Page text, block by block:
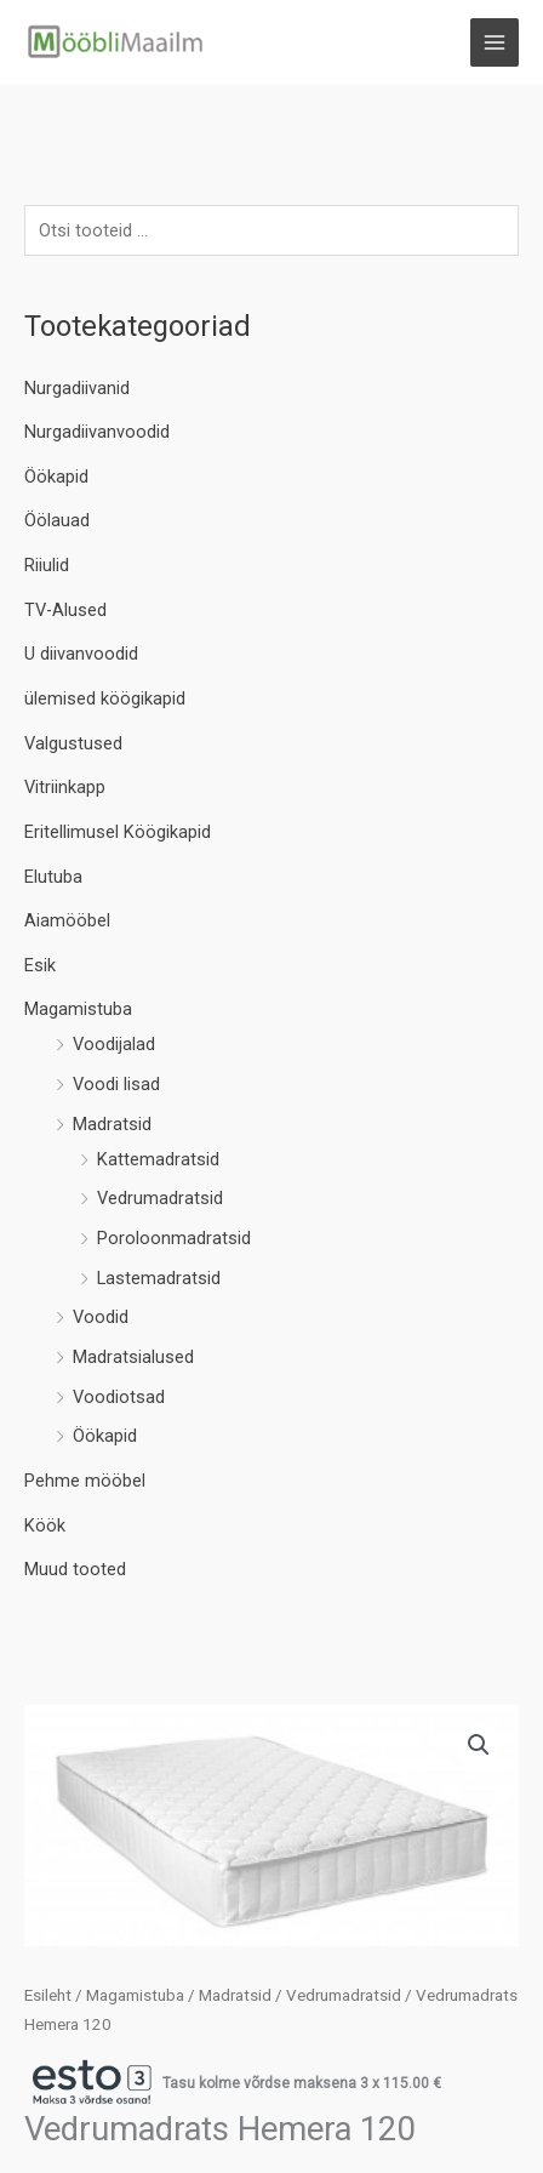
Tootekategooriad
Nurgadiivanid
Nurgadiivanvoodid
Öökapid
Öölauad
Riiulid
TV-Alused
U diivanvoodid
ülemised köögikapid
Valgustused
Vitriinkapp
Eritellimusel Köögikapid
Elutuba
Aiamööbel
Esik
Magamistuba
Voodijalad
Voodi lisad
Madratsid
Kattemadratsid
Vedrumadratsid
Poroloonmadratsid
Lastemadratsid
Voodid
Madratsialused
Voodiotsad
Öökapid
Pehme mööbel
Köök
Muud tooted
Esileht / Magamistuba / Madratsid / Vedrumadratsid / Vedrumadrats
Hemera 120
Tasu kolme võrdse maksena 3 x 115.00 €
Vedrumadrats Hemera 120